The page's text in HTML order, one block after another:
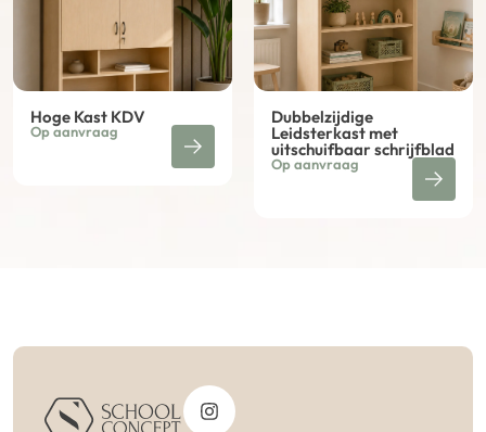
Hoge Kast KDV
Op aanvraag
Dubbelzijdige
Leidsterkast met
uitschuifbaar schrijfblad
Op aanvraag